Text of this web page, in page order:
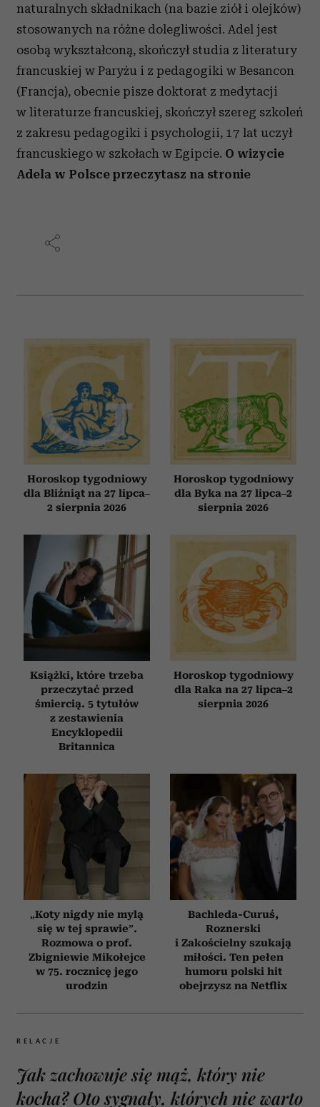
naturalnych składnikach (na bazie ziół i olejków)
stosowanych na różne dolegliwości. Adel jest
osobą wykształconą, skończył studia z literatury
francuskiej w Paryżu i z pedagogiki w Besancon
(Francja), obecnie pisze doktorat z medytacji
w literaturze francuskiej, skończył szereg szkoleń
z zakresu pedagogiki i psychologii, 17 lat uczył
francuskiego w szkołach w Egipcie. O wizycie
Adela w Polsce przeczytasz na stronie
Horoskop tygodniowy
dla Bliźniąt na 27 lipca–
2 sierpnia 2026
Horoskop tygodniowy
dla Byka na 27 lipca–2
sierpnia 2026
Książki, które trzeba
przeczytać przed
śmiercią. 5 tytułów
z zestawienia
Encyklopedii
Britannica
Horoskop tygodniowy
dla Raka na 27 lipca–2
sierpnia 2026
„Koty nigdy nie mylą
się w tej sprawie”.
Rozmowa o prof.
Zbigniewie Mikołejce
w 75. rocznicę jego
urodzin
Bachleda-Curuś,
Roznerski
i Zakościelny szukają
miłości. Ten pełen
humoru polski hit
obejrzysz na Netflix
RELACJE
Jak zachowuje się mąż, który nie
kocha? Oto sygnały, których nie warto